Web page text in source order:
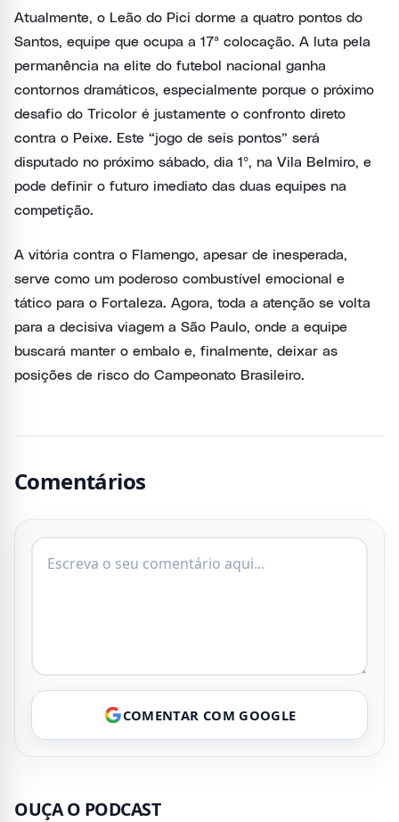
Atualmente, o Leão do Pici dorme a quatro pontos do
Santos, equipe que ocupa a 17ª colocação. A luta pela
permanência na elite do futebol nacional ganha
contornos dramáticos, especialmente porque o próximo
desafio do Tricolor é justamente o confronto direto
contra o Peixe. Este “jogo de seis pontos” será
disputado no próximo sábado, dia 1º, na Vila Belmiro, e
pode definir o futuro imediato das duas equipes na
competição.
A vitória contra o Flamengo, apesar de inesperada,
serve como um poderoso combustível emocional e
tático para o Fortaleza. Agora, toda a atenção se volta
para a decisiva viagem a São Paulo, onde a equipe
buscará manter o embalo e, finalmente, deixar as
posições de risco do Campeonato Brasileiro.
Comentários
COMENTAR COM GOOGLE
OUÇA O PODCAST